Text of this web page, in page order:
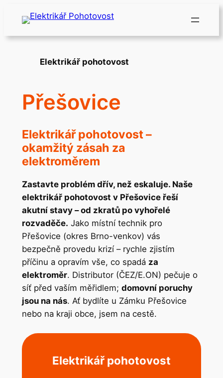
Přeskočit
obsah
Elektrikář pohotovost
Přešovice
Elektrikář pohotovost –
okamžitý zásah za
elektroměrem
Zastavte problém dřív, než eskaluje. Naše
elektrikář pohotovost v Přešovice řeší
akutní stavy – od zkratů po vyhořelé
rozvaděče. Jako místní technik pro
Přešovice (okres Brno-venkov) vás
bezpečně provedu krizí – rychle zjistím
příčinu a opravím vše, co spadá za
elektroměr. Distributor (ČEZ/E.ON) pečuje o
síť před vaším měřidlem; domovní poruchy
jsou na nás. Ať bydlíte u Zámku Přešovice
nebo na kraji obce, jsem na cestě.
Elektrikář pohotovost